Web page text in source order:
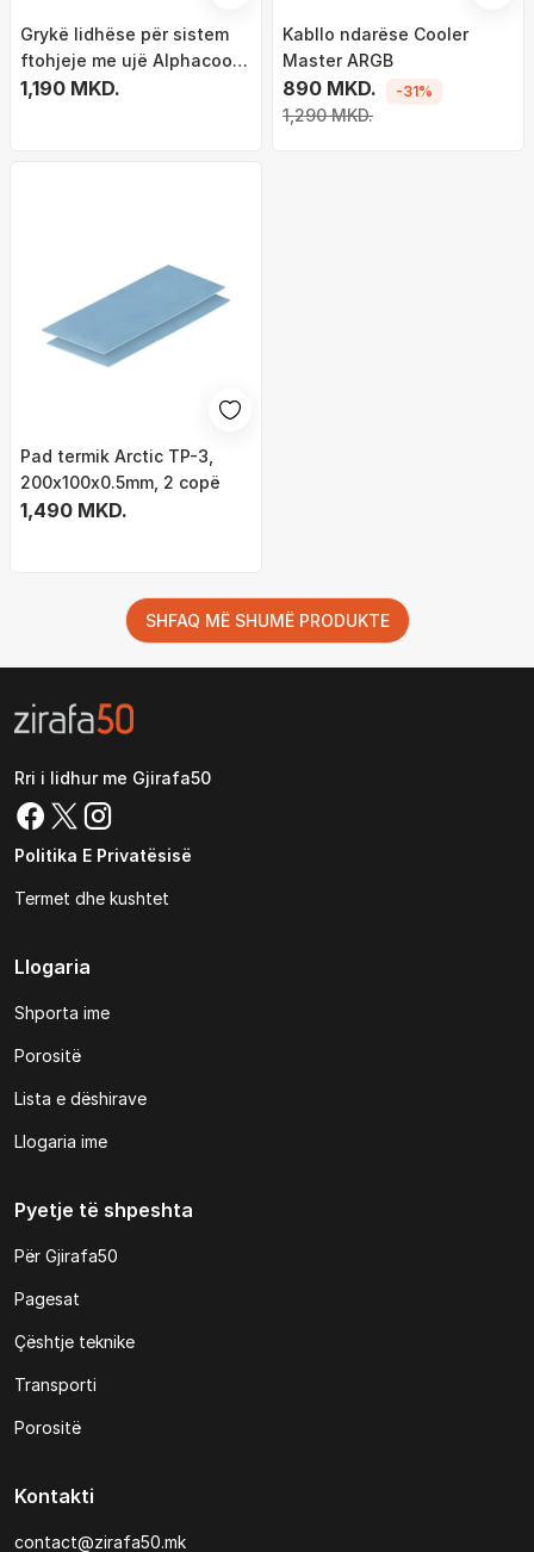
Grykë lidhëse për sistem
ftohjeje me ujë Alphacool
Eiszapfen, G1/4, 16/10mm
1,190 MKD.
Kabllo ndarëse Cooler
Master ARGB
890 MKD.
1,290 MKD.
-31%
Pad termik Arctic TP-3,
200x100x0.5mm, 2 copë
1,490 MKD.
SHFAQ MË SHUMË PRODUKTE
Rri i lidhur me Gjirafa50
Politika E Privatësisë
Termet dhe kushtet
Llogaria
Shporta ime
Porositë
Lista e dëshirave
Llogaria ime
Pyetje të shpeshta
Për Gjirafa50
Pagesat
Çështje teknike
Transporti
Porositë
Kontakti
contact@zirafa50.mk